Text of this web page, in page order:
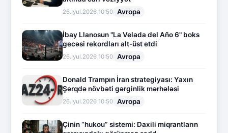
26.İyul.2026 10:50 Avropa
İbay Llanosun "La Velada del Año 6" boks
gecəsi rekordları alt-üst etdi
26.İyul.2026 10:50 Avropa
Donald Trampın İran strategiyası: Yaxın
Şərqdə növbəti gərginlik mərhələsi
26.İyul.2026 10:50 Avropa
Çinin “hukou” sistemi: Daxili miqrantların